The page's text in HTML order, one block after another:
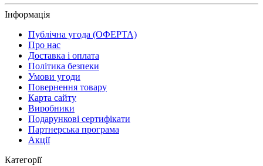
Інформація
Публічна угода (ОФЕРТА)
Про нас
Доставка і оплата
Політика безпеки
Умови угоди
Повернення товару
Карта сайту
Виробники
Подарункові сертифікати
Партнерська програма
Акції
Категорії